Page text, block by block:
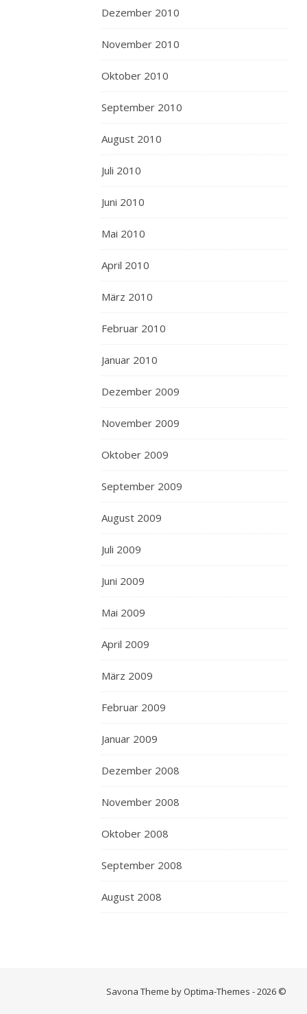
Dezember 2010
November 2010
Oktober 2010
September 2010
August 2010
Juli 2010
Juni 2010
Mai 2010
April 2010
März 2010
Februar 2010
Januar 2010
Dezember 2009
November 2009
Oktober 2009
September 2009
August 2009
Juli 2009
Juni 2009
Mai 2009
April 2009
März 2009
Februar 2009
Januar 2009
Dezember 2008
November 2008
Oktober 2008
September 2008
August 2008
Savona Theme by Optima-Themes - 2026 ©